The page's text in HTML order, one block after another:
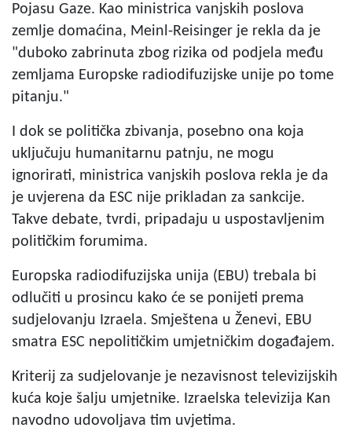
Pojasu Gaze. Kao ministrica vanjskih poslova
zemlje domaćina, Meinl-Reisinger je rekla da je
"duboko zabrinuta zbog rizika od podjela među
zemljama Europske radiodifuzijske unije po tome
pitanju."
I dok se politička zbivanja, posebno ona koja
uključuju humanitarnu patnju, ne mogu
ignorirati, ministrica vanjskih poslova rekla je da
je uvjerena da ESC nije prikladan za sankcije.
Takve debate, tvrdi, pripadaju u uspostavljenim
političkim forumima.
Europska radiodifuzijska unija (EBU) trebala bi
odlučiti u prosincu kako će se ponijeti prema
sudjelovanju Izraela. Smještena u Ženevi, EBU
smatra ESC nepolitičkim umjetničkim događajem.
Kriterij za sudjelovanje je nezavisnost televizijskih
kuća koje šalju umjetnike. Izraelska televizija Kan
navodno udovoljava tim uvjetima.